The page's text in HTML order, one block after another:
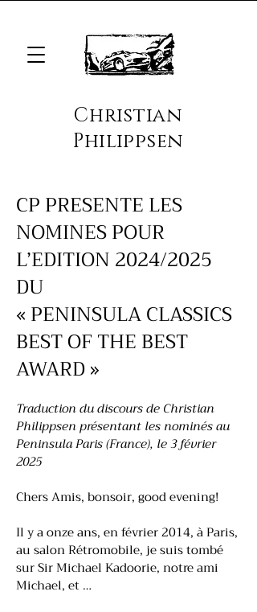
Christian
Philippsen
CP PRESENTE LES
NOMINES POUR
L’EDITION 2024/2025
DU
« PENINSULA CLASSICS
BEST OF THE BEST
AWARD »
Traduction du discours de Christian
Philippsen présentant les nominés au
Peninsula Paris (France), le 3 février
2025
Chers Amis, bonsoir, good evening!
Il y a onze ans, en février 2014, à Paris,
au salon Rétromobile, je suis tombé
sur Sir Michael Kadoorie, notre ami
Michael, et …